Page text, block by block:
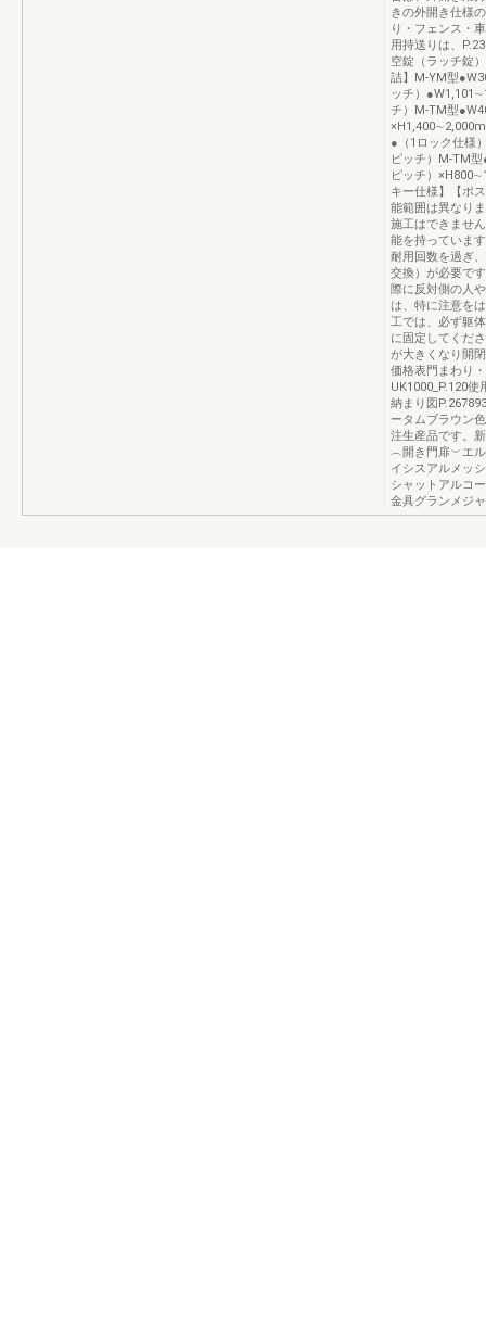
きの外開き仕様
り・フェンス・
用持送りは、
空錠（ラッチ錠
詰】M-YM型
ッチ）
チ）M-TM型
●（1ロック仕様
ピッチ）M-TM
ピッチ）
キー仕様】【ポ
能範囲は異なり
施工はできませ
能を持っていま
耐用回数を過ぎ
交換）が必要で
際に反対側の人
は、特に注意を
工では、必ず躯
に固定してくだ
が大きくなり開
価格表門まわり
UK1000_P.120
納まり図
ータムブラウン
注生産品です。
︵開き門扉︶エ
イシスアルメッ
シャットアルコ
金具グランメジ